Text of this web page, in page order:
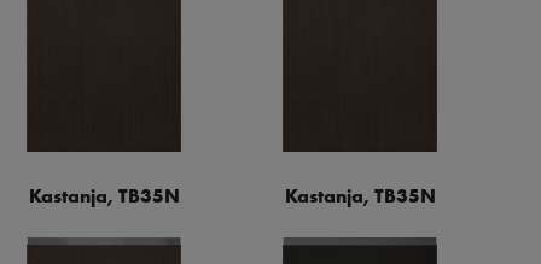
Kastanja, TB35N Kastanja, TB35N